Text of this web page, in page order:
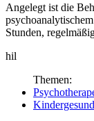
Angelegt ist die
Stunden,
hil
Themen: